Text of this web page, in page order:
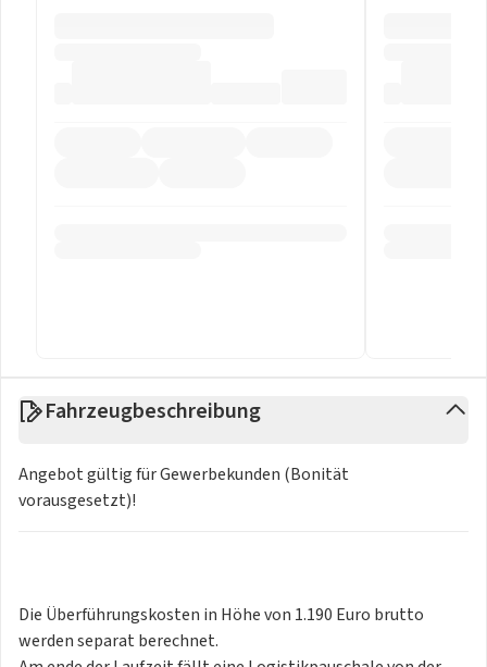
Fahrzeugbeschreibung
Angebot gültig für Gewerbekunden (Bonität
vorausgesetzt)!
Die Überführungskosten in Höhe von 1.190 Euro brutto
werden separat berechnet.